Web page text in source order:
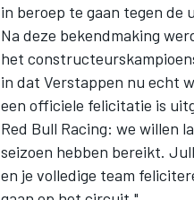
in beroep te gaan tegen de
Na deze bekendmaking
het
in dat Verstappen nu echt
een officiele felicitatie is
Red Bull Racing: we willen
seizoen hebben bereikt.
en je volledige team